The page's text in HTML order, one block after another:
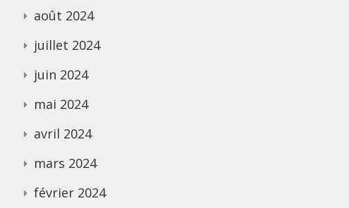
août 2024
juillet 2024
juin 2024
mai 2024
avril 2024
mars 2024
février 2024